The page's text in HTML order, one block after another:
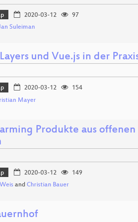
2020-03-12
97
Suleiman
und Vue.js in der
2020-03-12
154
Mayer
Produkte aus offenen
2020-03-12
149
and Christian Bauer